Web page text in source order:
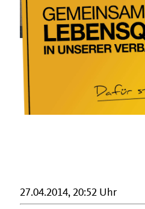
27.04.2014, 20:52 Uhr